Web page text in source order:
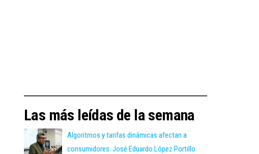
Las más leídas de la semana
Algoritmos y tarifas dinámicas afectan a
consumidores: José Eduardo López Portillo